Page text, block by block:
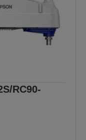
RC90-